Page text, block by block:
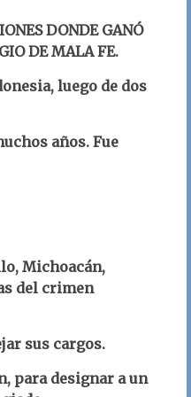
DONDE GANÓ
DE MALA FE.
luego de dos
años. Fue
Michoacán,
del crimen
sus cargos.
para designar a un